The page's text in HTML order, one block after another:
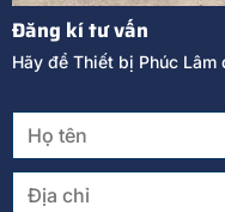
Đăng kí tư vấn
Hãy để Thiết bị Phúc